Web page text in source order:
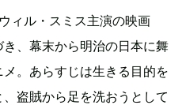
ィル・スミス主演の映画
き、幕末から明治の日本に舞
。あらすじは生きる目的を
盗賊から足を洗おうとして